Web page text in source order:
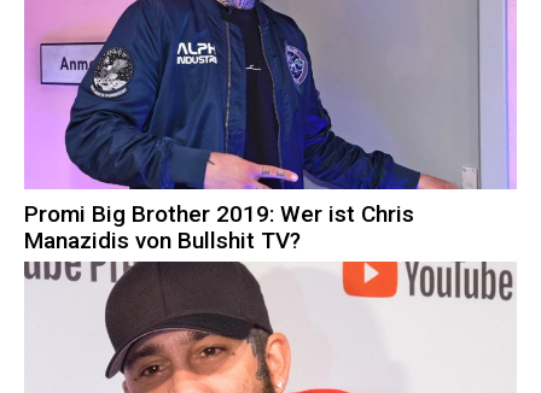
Promi Big Brother 2019: Wer ist Chris
Manazidis von Bullshit TV?